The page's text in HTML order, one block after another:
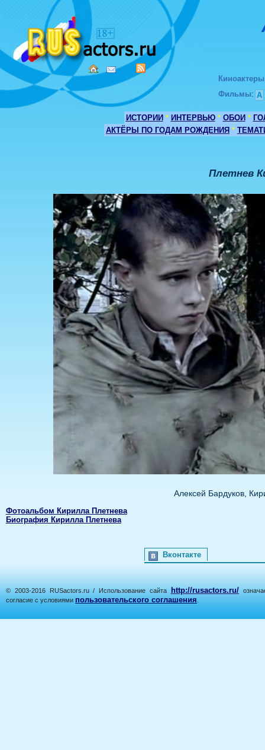
Киноактеры
Фильмы: А
ИСТОРИИ * ИНТЕРВЬЮ * ОБОИ *
АКТЁРЫ ПО ГОДАМ РОЖДЕНИЯ *
Плетнев
Алексей Бардуков,
Фотоальбом Кирилла Плетнева
Биография Кирилла Плетнева
Вконтакте
© 2003-2016 RUSactors.ru / Использование сайта http://rusactors.ru/
согласие с условиями пользовательского соглашения